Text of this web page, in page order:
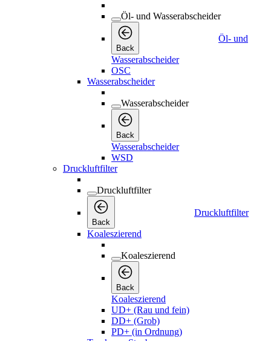
Öl- und Wasserabscheider
Back
Öl- und
Wasserabscheider
OSC
Wasserabscheider
Wasserabscheider
Back
Wasserabscheider
WSD
Druckluftfilter
Druckluftfilter
Back
Druckluftfilter
Koaleszierend
Koaleszierend
Back
Koaleszierend
UD+ (Rau und fein)
DD+ (Grob)
PD+ (in Ordnung)